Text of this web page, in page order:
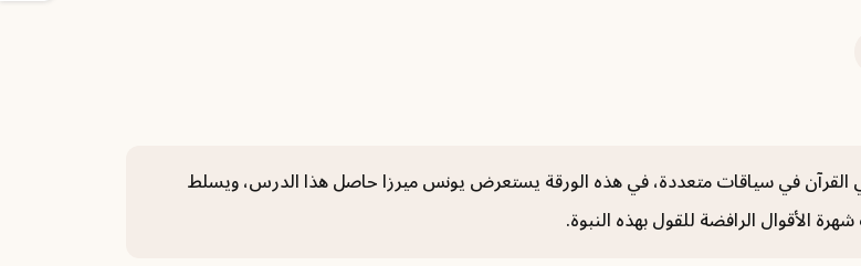
في القرآن في سياقات متعددة، في هذه الورقة يستعرض يونس ميرزا حاصل هذا الدرس، ويسلط
الأقوال الرافضة للقول بهذه النبوة.